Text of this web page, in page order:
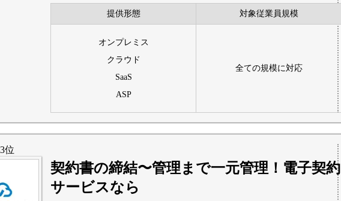
提供形態 対象従業員規模
オンプレミス
クラウド
SaaS
ASP
全ての規模に対応
契約書の締結〜管理まで一元管理！電子契約
サービスなら